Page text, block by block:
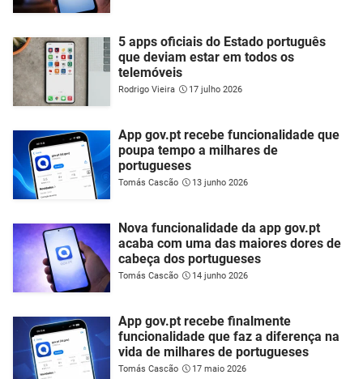
5 apps oficiais do Estado português
que deviam estar em todos os
telemóveis
Rodrigo Vieira 17 julho 2026
App gov.pt recebe funcionalidade que
poupa tempo a milhares de
portugueses
Tomás Cascão 13 junho 2026
Nova funcionalidade da app gov.pt
acaba com uma das maiores dores de
cabeça dos portugueses
Tomás Cascão 14 junho 2026
App gov.pt recebe finalmente
funcionalidade que faz a diferença na
vida de milhares de portugueses
Tomás Cascão 17 maio 2026